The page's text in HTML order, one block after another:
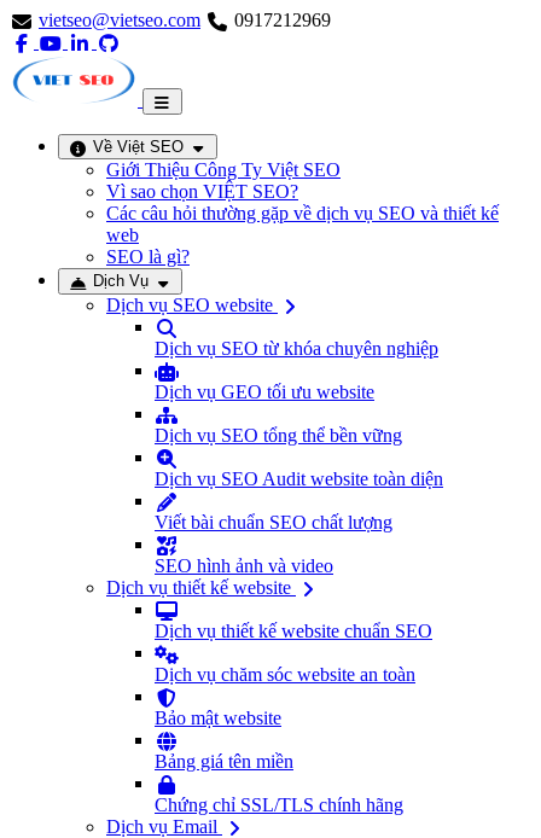
vietseo@vietseo.com 0917212969
Về Việt SEO
Giới Thiệu Công Ty Việt SEO
Vì sao chọn VIỆT SEO?
Các câu hỏi thường gặp về dịch vụ SEO và thiết kế
web
SEO là gì?
Dịch Vụ
Dịch vụ SEO website
Dịch vụ SEO từ khóa chuyên nghiệp
Dịch vụ GEO tối ưu website
Dịch vụ SEO tổng thể bền vững
Dịch vụ SEO Audit website toàn diện
Viết bài chuẩn SEO chất lượng
SEO hình ảnh và video
Dịch vụ thiết kế website
Dịch vụ thiết kế website chuẩn SEO
Dịch vụ chăm sóc website an toàn
Bảo mật website
Bảng giá tên miền
Chứng chỉ SSL/TLS chính hãng
Dịch vụ Email